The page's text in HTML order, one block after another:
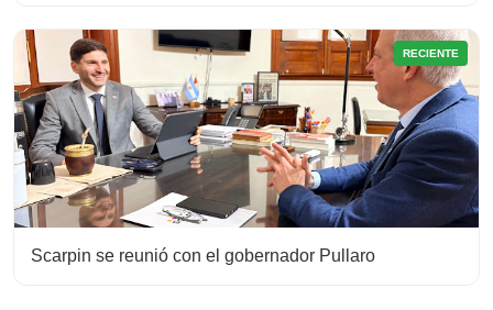
RECIENTE
Scarpin se reunió con el gobernador Pullaro